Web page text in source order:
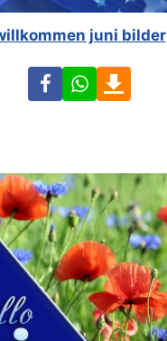
juni bilder
FacebookWhatsApp